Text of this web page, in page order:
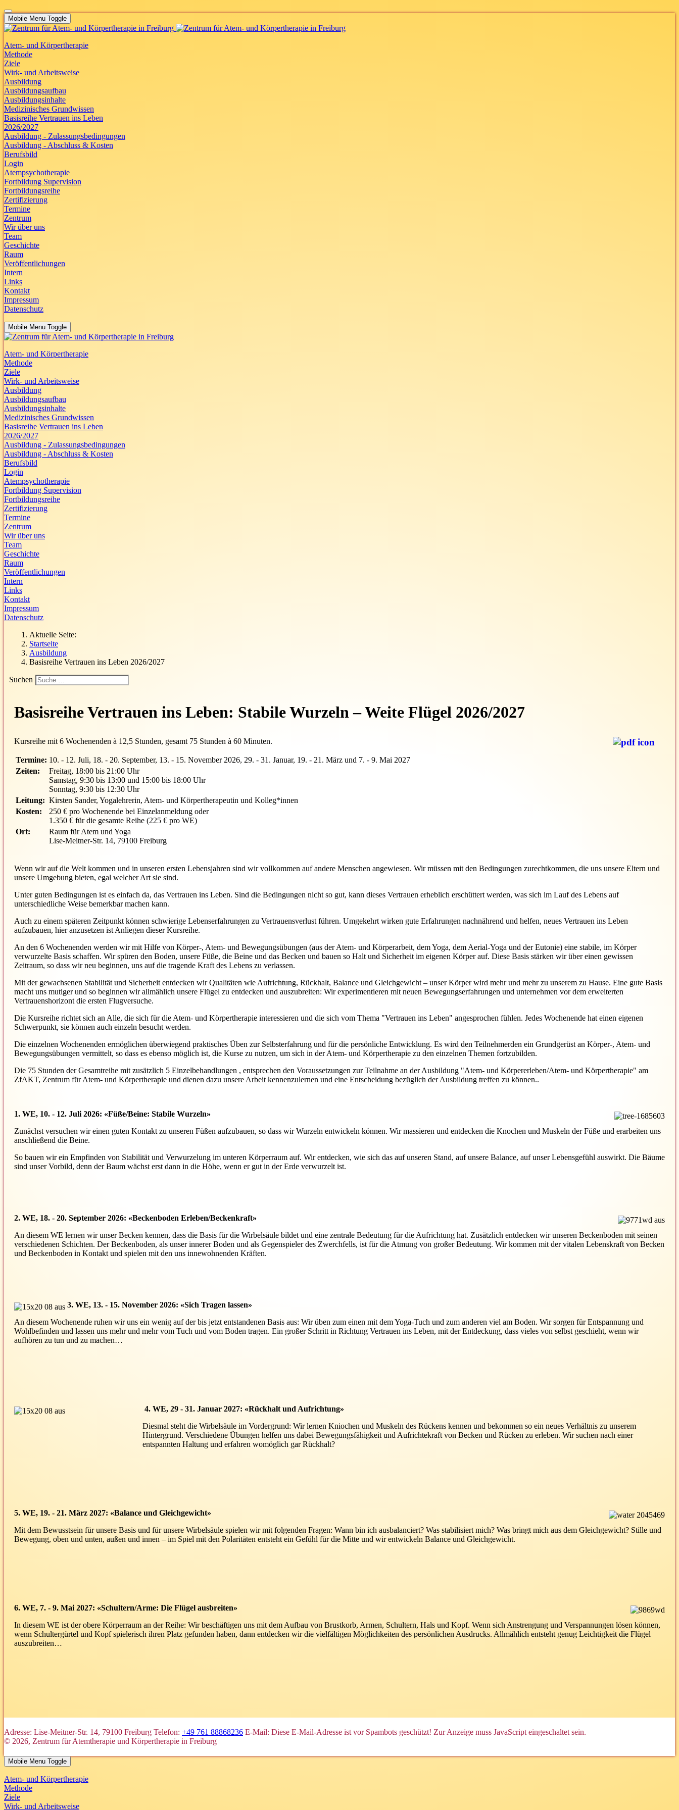
Mobile Menu Toggle
Atem- und Körpertherapie
Methode
Ziele
Wirk- und Arbeitsweise
Ausbildung
Ausbildungsaufbau
Ausbildungsinhalte
Medizinisches Grundwissen
Basisreihe Vertrauen ins Leben
2026/2027
Ausbildung - Zulassungsbedingungen
Ausbildung - Abschluss & Kosten
Berufsbild
Login
Atempsychotherapie
Fortbildung Supervision
Fortbildungsreihe
Zertifizierung
Termine
Zentrum
Wir über uns
Team
Geschichte
Raum
Veröffentlichungen
Intern
Links
Kontakt
Impressum
Datenschutz
Mobile Menu Toggle
Atem- und Körpertherapie
Methode
Ziele
Wirk- und Arbeitsweise
Ausbildung
Ausbildungsaufbau
Ausbildungsinhalte
Medizinisches Grundwissen
Basisreihe Vertrauen ins Leben
2026/2027
Ausbildung - Zulassungsbedingungen
Ausbildung - Abschluss & Kosten
Berufsbild
Login
Atempsychotherapie
Fortbildung Supervision
Fortbildungsreihe
Zertifizierung
Termine
Zentrum
Wir über uns
Team
Geschichte
Raum
Veröffentlichungen
Intern
Links
Kontakt
Impressum
Datenschutz
Aktuelle Seite:
Startseite
Ausbildung
Basisreihe Vertrauen ins Leben 2026/2027
Suchen
Basisreihe Vertrauen ins Leben: Stabile Wurzeln – Weite Flügel 2026/2027
Kursreihe mit 6 Wochenenden à 12,5 Stunden, gesamt 75 Stunden à 60 Minuten.
Termine: 10. - 12. Juli, 18. - 20. September, 13. - 15. November 2026, 29. - 31. Januar, 19. - 21. März und 7. - 9. Mai 2027
Zeiten:
Freitag, 18:00 bis 21:00 Uhr
Samstag, 9:30 bis 13:00 und 15:00 bis 18:00 Uhr
Sonntag, 9:30 bis 12:30 Uhr
Leitung: Kirsten Sander, Yogalehrerin, Atem- und Körpertherapeutin und Kolleg*innen
Kosten:
250 € pro Wochenende bei Einzelanmeldung oder
1.350 € für die gesamte Reihe (225 € pro WE)
Ort:
Raum für Atem und Yoga
Lise-Meitner-Str. 14, 79100 Freiburg
Wenn wir auf die Welt kommen und in unseren ersten Lebensjahren sind wir vollkommen auf andere Menschen angewiesen. Wir müssen mit den Bedingungen zurechtkommen, die uns unsere Eltern und
unsere Umgebung bieten, egal welcher Art sie sind.
Unter guten Bedingungen ist es einfach da, das Vertrauen ins Leben. Sind die Bedingungen nicht so gut, kann dieses Vertrauen erheblich erschüttert werden, was sich im Lauf des Lebens auf
unterschiedliche Weise bemerkbar machen kann.
Auch zu einem späteren Zeitpunkt können schwierige Lebenserfahrungen zu Vertrauensverlust führen. Umgekehrt wirken gute Erfahrungen nachnährend und helfen, neues Vertrauen ins Leben
aufzubauen, hier anzusetzen ist Anliegen dieser Kursreihe.
An den 6 Wochenenden werden wir mit Hilfe von Körper-, Atem- und Bewegungsübungen (aus der Atem- und Körperarbeit, dem Yoga, dem Aerial-Yoga und der Eutonie) eine stabile, im Körper
verwurzelte Basis schaffen. Wir spüren den Boden, unsere Füße, die Beine und das Becken und bauen so Halt und Sicherheit im eigenen Körper auf. Diese Basis stärken wir über einen gewissen
Zeitraum, so dass wir neu beginnen, uns auf die tragende Kraft des Lebens zu verlassen.
Mit der gewachsenen Stabilität und Sicherheit entdecken wir Qualitäten wie Aufrichtung, Rückhalt, Balance und Gleichgewicht – unser Körper wird mehr und mehr zu unserem zu Hause. Eine gute Basis
macht uns mutiger und so beginnen wir allmählich unsere Flügel zu entdecken und auszubreiten: Wir experimentieren mit neuen Bewegungserfahrungen und unternehmen vor dem erweiterten
Vertrauenshorizont die ersten Flugversuche.
Die Kursreihe richtet sich an Alle, die sich für die Atem- und Körpertherapie interessieren und die sich vom Thema "Vertrauen ins Leben" angesprochen fühlen. Jedes Wochenende hat einen eigenen
Schwerpunkt, sie können auch einzeln besucht werden.
Die einzelnen Wochenenden ermöglichen überwiegend praktisches Üben zur Selbsterfahrung und für die persönliche Entwicklung. Es wird den Teilnehmerden ein Grundgerüst an Körper-, Atem- und
Bewegungsübungen vermittelt, so dass es ebenso möglich ist, die Kurse zu nutzen, um sich in der Atem- und Körpertherapie zu den einzelnen Themen fortzubilden.
Die 75 Stunden der Gesamtreihe mit zusätzlich 5 Einzelbehandlungen , entsprechen den Voraussetzungen zur Teilnahme an der Ausbildung "Atem- und Körpererleben/Atem- und Körpertherapie" am
ZfAKT, Zentrum für Atem- und Körpertherapie und dienen dazu unsere Arbeit kennenzulernen und eine Entscheidung bezüglich der Ausbildung treffen zu können..
1. WE, 10. - 12. Juli 2026: «Füße/Beine: Stabile Wurzeln»
Zunächst versuchen wir einen guten Kontakt zu unseren Füßen aufzubauen, so dass wir Wurzeln entwickeln können. Wir massieren und entdecken die Knochen und Muskeln der Füße und erarbeiten uns
anschließend die Beine.
So bauen wir ein Empfinden von Stabilität und Verwurzelung im unteren Körperraum auf. Wir entdecken, wie sich das auf unseren Stand, auf unsere Balance, auf unser Lebensgefühl auswirkt. Die Bäume
sind unser Vorbild, denn der Baum wächst erst dann in die Höhe, wenn er gut in der Erde verwurzelt ist.
2. WE, 18. - 20. September 2026: «Beckenboden Erleben/Beckenkraft»
An diesem WE lernen wir unser Becken kennen, dass die Basis für die Wirbelsäule bildet und eine zentrale Bedeutung für die Aufrichtung hat. Zusätzlich entdecken wir unseren Beckenboden mit seinen
verschiedenen Schichten. Der Beckenboden, als unser innerer Boden und als Gegenspieler des Zwerchfells, ist für die Atmung von großer Bedeutung. Wir kommen mit der vitalen Lebenskraft von Becken
und Beckenboden in Kontakt und spielen mit den uns innewohnenden Kräften.
3. WE, 13. - 15. November 2026: «Sich Tragen lassen»
An diesem Wochenende ruhen wir uns ein wenig auf der bis jetzt entstandenen Basis aus: Wir üben zum einen mit dem Yoga-Tuch und zum anderen viel am Boden. Wir sorgen für Entspannung und
Wohlbefinden und lassen uns mehr und mehr vom Tuch und vom Boden tragen. Ein großer Schritt in Richtung Vertrauen ins Leben, mit der Entdeckung, dass vieles von selbst geschieht, wenn wir
aufhören zu tun und zu machen…
4. WE, 29 - 31. Januar 2027: «Rückhalt und Aufrichtung»
Diesmal steht die Wirbelsäule im Vordergrund: Wir lernen Kniochen und Muskeln des Rückens kennen und bekommen so ein neues Verhältnis zu unserem
Hintergrund. Verschiedene Übungen helfen uns dabei Bewegungsfähigkeit und Aufrichtekraft von Becken und Rücken zu erleben. Wir suchen nach einer
entspannten Haltung und erfahren womöglich gar Rückhalt?
5. WE, 19. - 21. März 2027: «Balance und Gleichgewicht»
Mit dem Bewusstsein für unsere Basis und für unsere Wirbelsäule spielen wir mit folgenden Fragen: Wann bin ich ausbalanciert? Was stabilisiert mich? Was bringt mich aus dem Gleichgewicht? Stille und
Bewegung, oben und unten, außen und innen – im Spiel mit den Polaritäten entsteht ein Gefühl für die Mitte und wir entwickeln Balance und Gleichgewicht.
6. WE, 7. - 9. Mai 2027: «Schultern/Arme: Die Flügel ausbreiten»
In diesem WE ist der obere Körperraum an der Reihe: Wir beschäftigen uns mit dem Aufbau von Brustkorb, Armen, Schultern, Hals und Kopf. Wenn sich Anstrengung und Verspannungen lösen können,
wenn Schultergürtel und Kopf spielerisch ihren Platz gefunden haben, dann entdecken wir die vielfältigen Möglichkeiten des persönlichen Ausdrucks. Allmählich entsteht genug Leichtigkeit die Flügel
auszubreiten…
Adresse: Lise-Meitner-Str. 14, 79100 Freiburg Telefon: +49 761 88868236 E-Mail: Diese E-Mail-Adresse ist vor Spambots geschützt! Zur Anzeige muss JavaScript eingeschaltet sein.
© 2026, Zentrum für Atemtherapie und Körpertherapie in Freiburg
Mobile Menu Toggle
Atem- und Körpertherapie
Methode
Ziele
Wirk- und Arbeitsweise